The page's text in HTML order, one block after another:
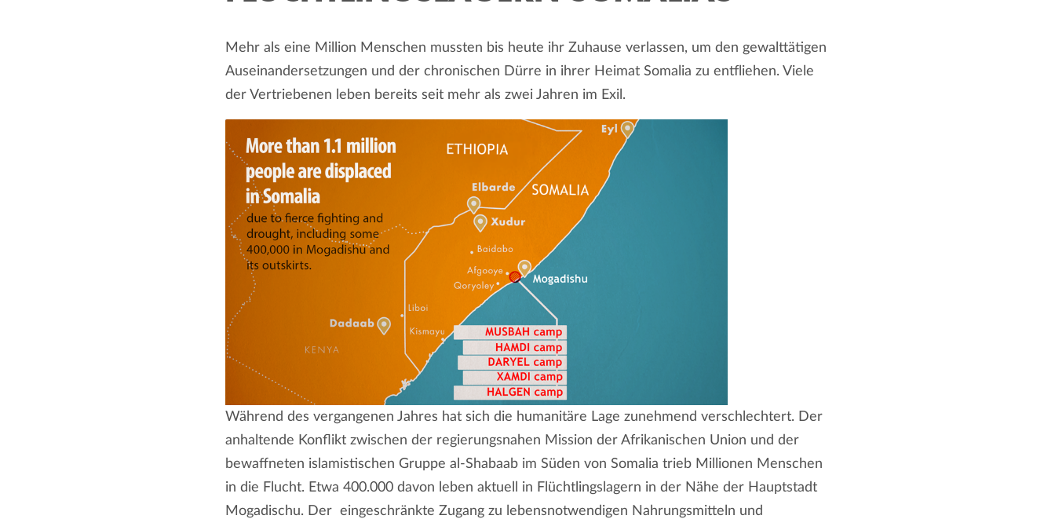
Mehr als eine Million Menschen mussten bis heute ihr Zuhause verlassen, um den gewalttätigen
Auseinandersetzungen und der chronischen Dürre in ihrer Heimat Somalia zu entfliehen. Viele
der Vertriebenen leben bereits seit mehr als zwei Jahren im Exil.
Während des vergangenen Jahres hat sich die humanitäre Lage zunehmend verschlechtert. Der
anhaltende Konflikt zwischen der regierungsnahen Mission der Afrikanischen Union und der
bewaffneten islamistischen Gruppe al-Shabaab im Süden von Somalia trieb Millionen Menschen
in die Flucht. Etwa 400.000 davon leben aktuell in Flüchtlingslagern in der Nähe der Hauptstadt
Mogadischu. Der eingeschränkte Zugang zu lebensnotwendigen Nahrungsmitteln und